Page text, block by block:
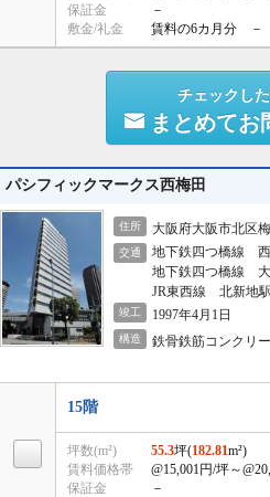
保証金
－
敷金/礼金
賃料の6カ月分 －
チェックし
まとめてお
パシフィックマークス西梅田
住所 大阪府大阪市北区
交通
地下鉄四つ橋線
地下鉄四つ橋線
JR東西線 北新地
竣工 1997年4月1日
構造 鉄骨鉄筋コンクリ
15階
坪数(m²) 55.3坪(182.81m²)
賃料価格帯
@15,001円/坪～
保証金
－